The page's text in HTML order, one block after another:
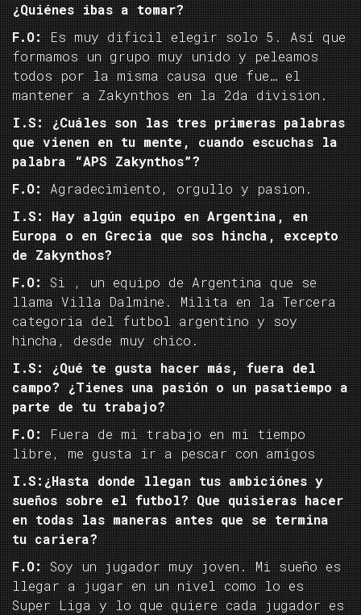
¿Quiénes ibas a tomar?
F.O:
Es muy dificil elegir solo 5. Así que
formamos un grupo muy unido y peleamos
todos por la misma causa que fue… el
mantener a Zakynthos en la 2da division.
I.S: ¿Cuáles son las tres primeras palabras
que vienen en tu mente, cuando escuchas la
palabra “APS Zakynthos”?
F.O:
Agradecimiento, orgullo y pasion.
I.S: Hay algún equipo en Argentina, en
Europa o en Grecia que sos hincha, excepto
de Zakynthos?
F.O:
Si , un equipo de Argentina que se
llama Villa Dalmine. Milita en la Tercera
categoria del futbol argentino y soy
hincha, desde muy chico.
I.S: ¿Qué te gusta hacer más, fuera del
campo? ¿Tienes una pasión o un pasatiempo a
parte de tu trabajo?
F.O:
Fuera de mi trabajo en mi tiempo
libre, me gusta ir a pescar con amigos
I.S:¿Hasta donde llegan tus ambiciónes y
sueños sobre el futbol? Que quisieras hacer
en todas las maneras antes que se termina
tu cariera?
F.O:
Soy un jugador muy joven. Mi sueño es
llegar a jugar en un nivel como lo es
Super Liga y lo que quiere cada jugador es